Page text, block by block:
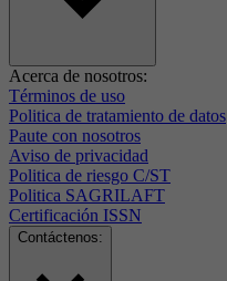
Acerca de nosotros:
Términos de uso
Politica de tratamiento de datos
Paute con nosotros
Aviso de privacidad
Politica de riesgo C/ST
Politica SAGRILAFT
Certificación ISSN
Contáctenos: